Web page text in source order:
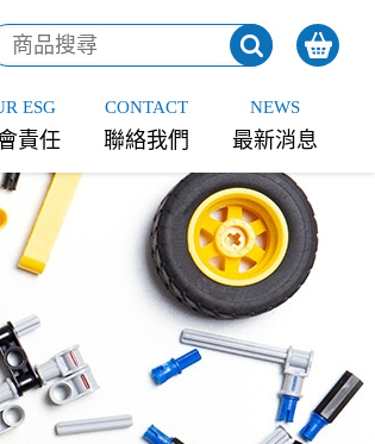
ESG
責任
CONTACT
聯絡我們
NEWS
最新消息